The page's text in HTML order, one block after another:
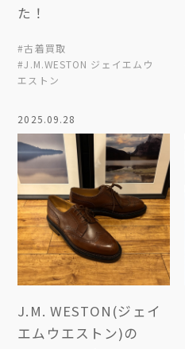
た！
#古着買取
#J.M.WESTON ジェイエムウ
エストン
2025.09.28
J.M. WESTON(ジェイ
エムウエストン)の